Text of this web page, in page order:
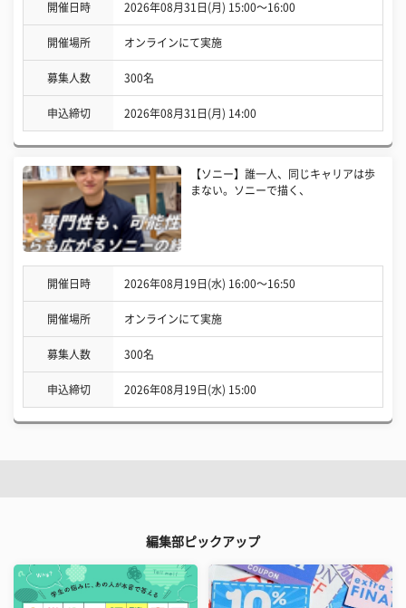
開催日時 2026年08月31日(月) 15:00〜16:00
開催場所 オンラインにて実施
募集人数 300名
申込締切 2026年08月31日(月) 14:00
【ソニー】誰一人、同じキャリアは歩
まない。ソニーで描く、
開催日時 2026年08月19日(水) 16:00〜16:50
開催場所 オンラインにて実施
募集人数 300名
申込締切 2026年08月19日(水) 15:00
編集部ピックアップ